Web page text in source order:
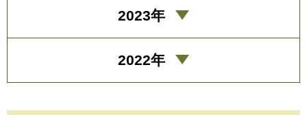
2023年
2022年